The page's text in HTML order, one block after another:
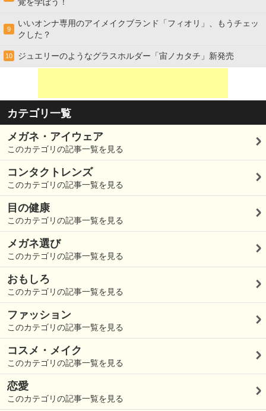
9
いいオンナ専用のアイメイクブランド「フィオリ」、もうチェッ
クした？
10 ジュエリーのようなグラスホルダー「宙ノカタチ」新発売
カテゴリ一覧
メガネ・アイウェア
このカテゴリの記事一覧を見る
コンタクトレンズ
このカテゴリの記事一覧を見る
目の健康
このカテゴリの記事一覧を見る
メガネ選び
このカテゴリの記事一覧を見る
おもしろ
このカテゴリの記事一覧を見る
ファッション
このカテゴリの記事一覧を見る
コスメ・メイク
このカテゴリの記事一覧を見る
恋愛
このカテゴリの記事一覧を見る